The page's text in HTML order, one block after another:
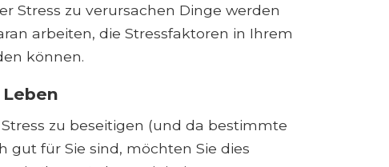
Stress zu verursachen Dinge werden
arbeiten, die Stressfaktoren in Ihrem
können.
zu beseitigen (und da bestimmte
gut für Sie sind, möchten Sie dies